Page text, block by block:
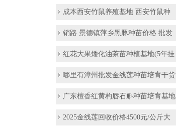
成本西安竹鼠养殖基地 西安竹鼠种
销路 景德镇萍乡黑豚种苗价格 批发
红花大果矮化油茶苗种植基地(5年挂
哪里有漳州批发金线莲种苗培育干货
广东檀香红黄杓唇石斛种苗培育基地
2025金线莲回收价格4500元/公斤大